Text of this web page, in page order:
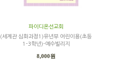
파이디온선교회
(세계관 심화과정1)유년부 어린이용(초등
1-3학년)-예수빌리지
8,000원